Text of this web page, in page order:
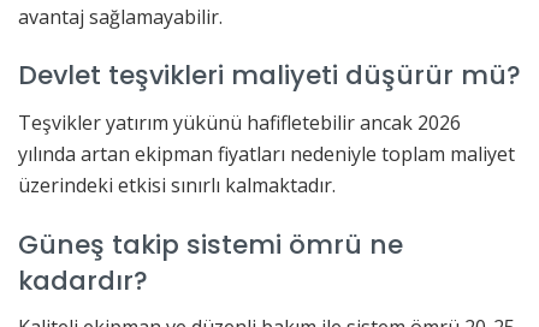
avantaj sağlamayabilir.
Devlet teşvikleri maliyeti düşürür mü?
Teşvikler yatırım yükünü hafifletebilir ancak 2026
yılında artan ekipman fiyatları nedeniyle toplam maliyet
üzerindeki etkisi sınırlı kalmaktadır.
Güneş takip sistemi ömrü ne
kadardır?